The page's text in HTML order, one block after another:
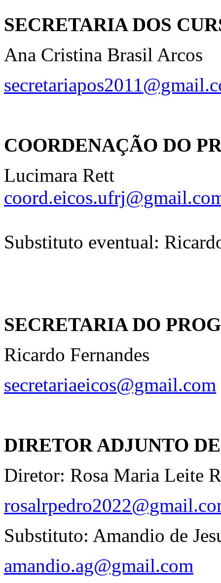
SECRETARIA DOS
Ana Cristina Brasil Arcos
COORDENAÇÃO DO
Lucimara Rett
Substituto eventual:
SECRETARIA DO
Ricardo Fernandes
secretariaeicos@gmail.com
DIRETOR ADJUNTO
Diretor: Rosa Maria Leite
Substituto: Amandio de
amandio.ag@gmail.com